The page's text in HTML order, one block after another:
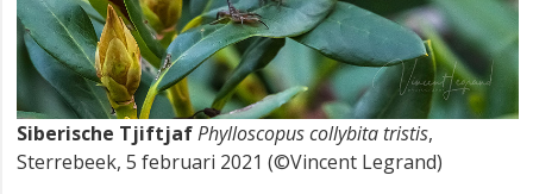
Siberische TjiftjafPhylloscopus collybita tristis,
Sterrebeek, 5 februari 2021 (©Vincent Legrand)